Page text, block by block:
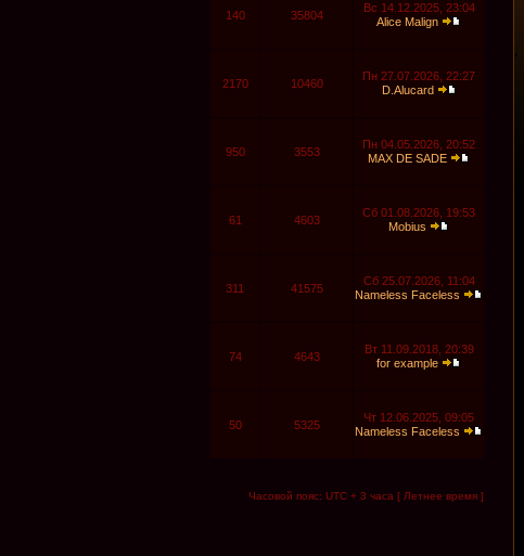
140 35804
Вс 14.12.2025, 23:04
Alice Malign
2170 10460
Пн 27.07.2026, 22:27
D.Alucard
950 3553
Пн 04.05.2026, 20:52
MAX DE SADE
61 4603
Сб 01.08.2026, 19:53
Mobius
311 41575
Сб 25.07.2026, 11:04
Nameless Faceless
74 4643
Вт 11.09.2018, 20:39
for example
50 5325
Чт 12.06.2025, 09:05
Nameless Faceless
Часовой пояс: UTC + 3 часа [ Летнее время ]